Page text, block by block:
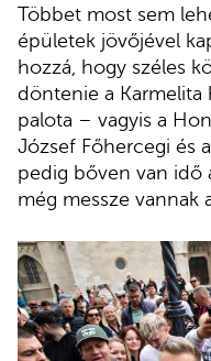
Többet most sem
épületek jövőjével
hozzá, hogy széles
döntenie a Karmelita
palota – vagyis a
József Főhercegi és
pedig bőven van idő
még messze vannak